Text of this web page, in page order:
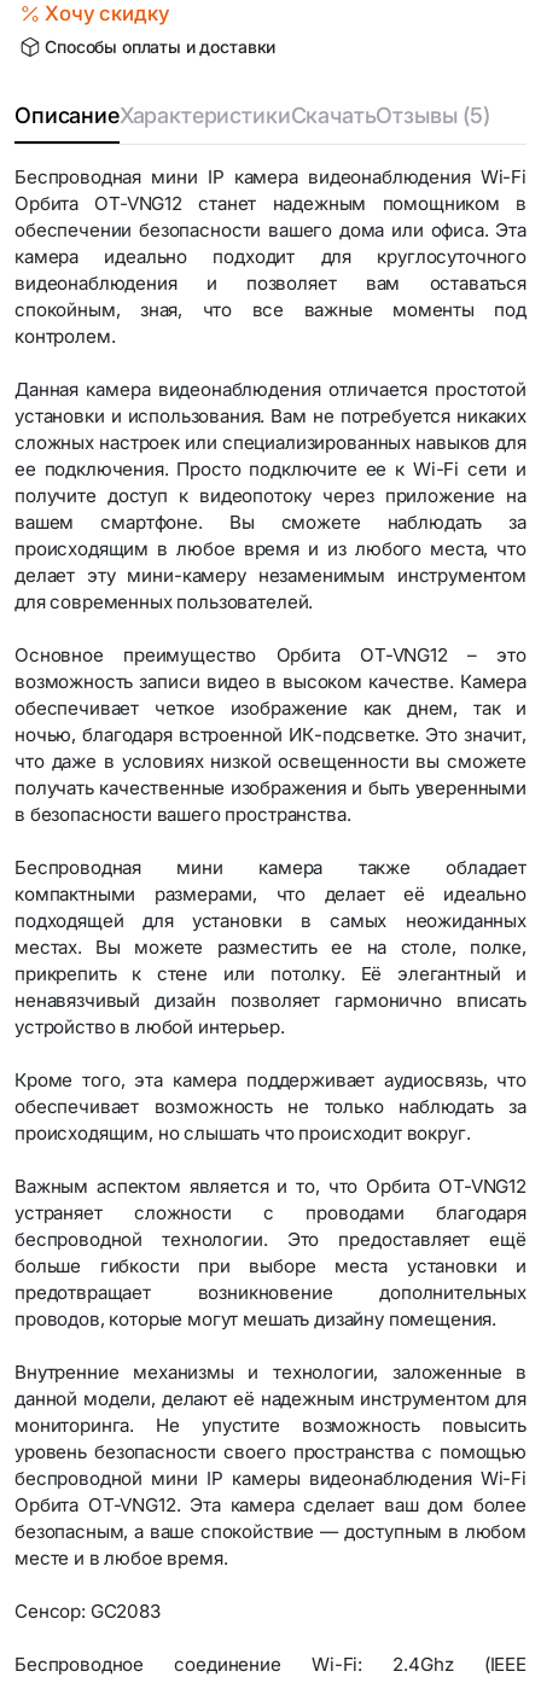
Хочу скидку
Способы оплаты и доставки
ОписаниеХарактеристикиСкачатьОтзывы (5)
Беспроводная мини IP камера видеонаблюдения Wi-Fi
Орбита OT-VNG12 станет надежным помощником в
обеспечении безопасности вашего дома или офиса. Эта
камера идеально подходит для круглосуточного
видеонаблюдения и позволяет вам оставаться
спокойным, зная, что все важные моменты под
контролем.
Данная камера видеонаблюдения отличается простотой
установки и использования. Вам не потребуется никаких
сложных настроек или специализированных навыков для
ее подключения. Просто подключите ее к Wi-Fi сети и
получите доступ к видеопотоку через приложение на
вашем смартфоне. Вы сможете наблюдать за
происходящим в любое время и из любого места, что
делает эту мини-камеру незаменимым инструментом
для современных пользователей.
Основное преимущество Орбита OT-VNG12 – это
возможность записи видео в высоком качестве. Камера
обеспечивает четкое изображение как днем, так и
ночью, благодаря встроенной ИК-подсветке. Это значит,
что даже в условиях низкой освещенности вы сможете
получать качественные изображения и быть уверенными
в безопасности вашего пространства.
Беспроводная мини камера также обладает
компактными размерами, что делает её идеально
подходящей для установки в самых неожиданных
местах. Вы можете разместить ее на столе, полке,
прикрепить к стене или потолку. Её элегантный и
ненавязчивый дизайн позволяет гармонично вписать
устройство в любой интерьер.
Кроме того, эта камера поддерживает аудиосвязь, что
обеспечивает возможность не только наблюдать за
происходящим, но слышать что происходит вокруг.
Важным аспектом является и то, что Орбита OT-VNG12
устраняет сложности с проводами благодаря
беспроводной технологии. Это предоставляет ещё
больше гибкости при выборе места установки и
предотвращает возникновение дополнительных
проводов, которые могут мешать дизайну помещения.
Внутренние механизмы и технологии, заложенные в
данной модели, делают её надежным инструментом для
мониторинга. Не упустите возможность повысить
уровень безопасности своего пространства с помощью
беспроводной мини IP камеры видеонаблюдения Wi-Fi
Орбита OT-VNG12. Эта камера сделает ваш дом более
безопасным, а ваше спокойствие — доступным в любом
месте и в любое время.
Сенсор: GC2083
Беспроводное соединение Wi-Fi: 2.4Ghz (IEEE